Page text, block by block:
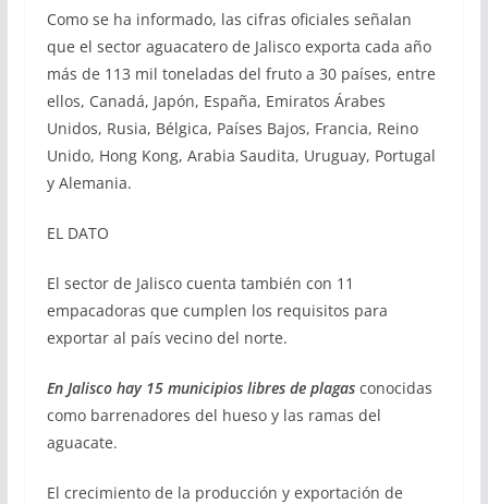
Como se ha informado, las cifras oficiales señalan
que el sector aguacatero de Jalisco exporta cada año
más de 113 mil toneladas del fruto a 30 países, entre
ellos, Canadá, Japón, España, Emiratos Árabes
Unidos, Rusia, Bélgica, Países Bajos, Francia, Reino
Unido, Hong Kong, Arabia Saudita, Uruguay, Portugal
y Alemania.
EL DATO
El sector de Jalisco cuenta también con 11
empacadoras que cumplen los requisitos para
exportar al país vecino del norte.
En Jalisco hay 15 municipios libres de plagasconocidas
como barrenadores del hueso y las ramas del
aguacate.
El crecimiento de la producción y exportación de